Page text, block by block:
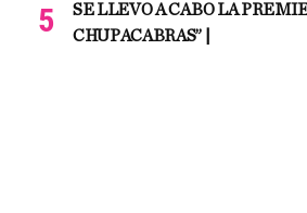
SE LLEVO A CABO LA
CHUPACABRAS” |